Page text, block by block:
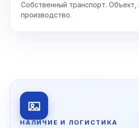
Собственный транспорт. Объект,
производство.
НАЛИЧИЕ И ЛОГИСТИКА